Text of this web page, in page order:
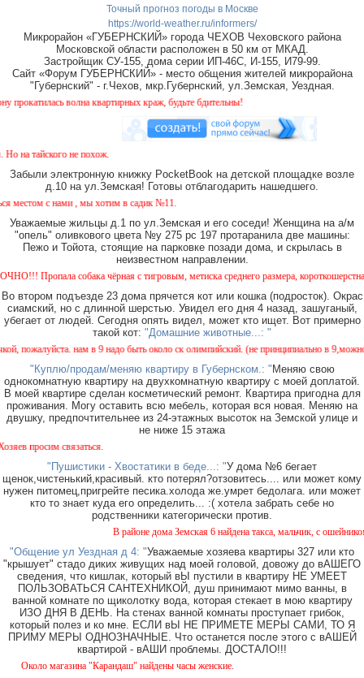
Точный прогноз погоды в Москве
https://world-weather.ru/informers/
Микрорайон «ГУБЕРНСКИЙ» города ЧЕХОВ Чеховского района
Московской области расположен в 50 км от МКАД.
Застройщик СУ-155, дома серии ИП-46С, И-155, И79-99.
Сайт «Форум ГУБЕРНСКИЙ» - место общения жителей микрорайона
"Губернский" - г.Чехов, мкр.Губернский, ул.Земская, Уездная.
волна квартирных краж, будьте бдительны!
тайского не похож.
Забыли электронную книжку PocketBook на детской площадке возле
д.10 на ул.Земская! Готовы отблагодарить нашедшего.
с нами , мы хотим в садик №11.
Уважаемые жильцы д.1 по ул.Земская и его соседи! Женщина на а/м
"опель" оливкового цвета №у 275 рс 197 протаранила две машины:
Пежо и Тойота, стоящие на парковке позади дома, и скрылась в
неизвестном направлении.
собака чёрная с тигровым, метиска среднего размера, короткошерстная.
Во втором подъезде 23 дома прячется кот или кошка (подросток). Окрас
сиамский, но с длинной шерстью. Увидел его дня 4 назад, зашуганый,
убегает от людей. Сегодня опять видел, может кто ищет. Вот примерно
такой кот: "Домашние животные...: "
нам в 9 надо быть около ск олимпийский. (не принципиально в 9,можно с
"Куплю/продам/меняю квартиру в Губернском.: "Меняю свою
однокомнатную квартиру на двухкомнатную квартиру с моей доплатой.
В моей квартире сделан косметический ремонт. Квартира пригодна для
проживания. Могу оставить всю мебель, которая вся новая. Меняю на
двушку, предпочтительнее из 24-этажных высоток на Земской улице и
не ниже 15 этажа
просим связаться.
"Пушистики - Хвостатики в беде...: "У дома №6 бегает
щенок,чистенький,красивый. кто потерял?отзовитесь.... или может кому
нужен питомец,пригрейте песика.холода же.умрет бедолага. или может
кто то знает куда его определить... :( хотела забрать себе но
родственники категорически против.
В районе дома Земская 6 найдена такса, мальчик, с ошейником.
"Общение ул Уездная д 4: "Уважаемые хозяева квартиры 327 или кто
"крышует" стадо диких живущих над моей головой, довожу до вАШЕГО
сведения, что кишлак, который вЫ пустили в квартиру НЕ УМЕЕТ
ПОЛЬЗОВАТЬСЯ САНТЕХНИКОЙ, душ принимают мимо ванны, в
ванной комнате по щиколотку вода, которая стекает в мою квартиру
ИЗО ДНЯ В ДЕНЬ. На стенах ванной комнаты проступает грибок,
который полез и ко мне. ЕСЛИ вЫ НЕ ПРИМЕТЕ МЕРЫ САМИ, ТО Я
ПРИМУ МЕРЫ ОДНОЗНАЧНЫЕ. Что останется после этого с вАШЕЙ
квартирой - вАШИ проблемы. ДОСТАЛО!!!
магазина "Карандаш" найдены часы женские.